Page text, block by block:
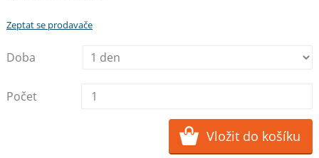
Zeptat se prodavače
Doba
Počet